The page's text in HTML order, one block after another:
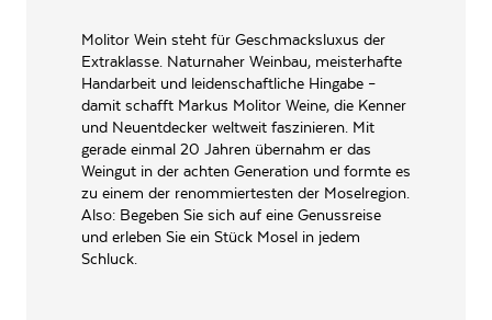
PRODUZENT / ABFÜLLER / HERSTELLER
Weingut Markus Molitor,
Haus Klosterberg 54470
Bernkastel-Wehlen
WEINTYPGESCHMACK Trocken
4022391813812
ARTIKELNUMMER 139497
Molitor Wein steht für Geschmacksluxus der
Extraklasse. Naturnaher Weinbau, meisterhafte
Handarbeit und leidenschaftliche Hingabe –
damit schafft Markus Molitor Weine, die Kenner
und Neuentdecker weltweit faszinieren. Mit
gerade einmal 20 Jahren übernahm er das
Weingut in der achten Generation und formte es
zu einem der renommiertesten der Moselregion.
Also: Begeben Sie sich auf eine Genussreise
und erleben Sie ein Stück Mosel in jedem
Schluck.